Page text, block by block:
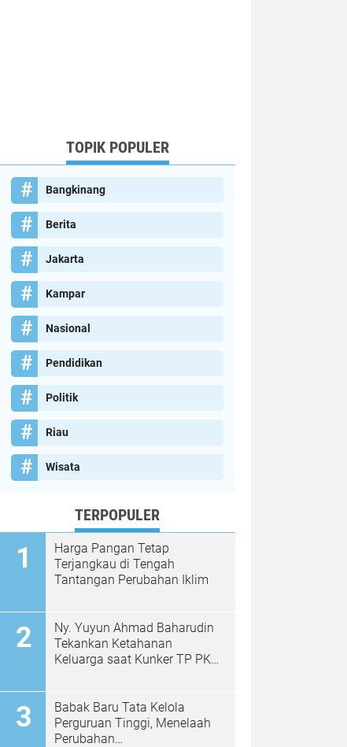
TOPIK POPULER
Bangkinang
Berita
Jakarta
Kampar
Nasional
Pendidikan
Politik
Riau
Wisata
TERPOPULER
Harga Pangan Tetap
Terjangkau di Tengah
Tantangan Perubahan Iklim
Ny. Yuyun Ahmad Baharudin
Tekankan Ketahanan
Keluarga saat Kunker TP PKK
Babak Baru Tata Kelola
Perguruan Tinggi, Menelaah
Perubahan